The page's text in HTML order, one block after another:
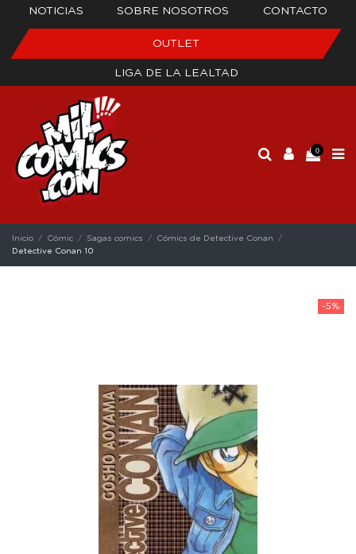
NOTICIAS SOBRE NOSOTROS CONTACTO
OUTLET
LIGA DE LA LEALTAD
0
Inicio Cómic Sagas comics
Cómics de Detective Conan
Detective Conan 10
-5%